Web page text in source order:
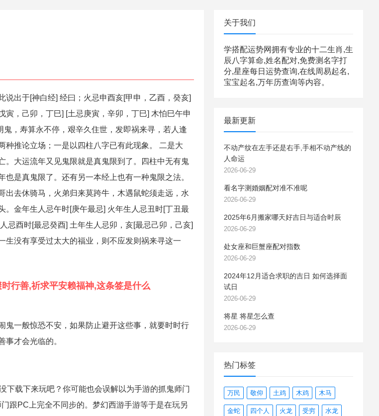
出于[神白经] 经曰；火忌申酉亥[甲申，乙酉，癸亥]
，己卯，丁巳] [土忌庚寅，辛卯，丁巳] 木怕巳午申
，寿算永不停，艰辛久住世，发即祸来寻，若人逢
种推论立场；一是以四柱八字已有此现象。 二是大
。大运流年又见鬼限就是真鬼限到了。四柱中无有鬼
是真鬼限了。还有另一本经上也有一种鬼限之法。
出去休骑马，火弟归来莫跨牛，木遇鼠蛇须走远，水
金年生人忌午时[庚午最忌] 火年生人忌丑时[丁丑最
忌酉时[最忌癸酉] 土年生人忌卯，亥[最忌己卯，己亥]
生没有享受过太大的福业，则不应发则祸来寻这一
行善,祈求平安赖福神,这条签是什么
鬼一般惊恐不安，如果防止避开这些事，就要时时行
事才会光临的。
下载下来玩吧？你可能也会误解以为手游的抓鬼师门
跟PC上完全不同步的。梦幻西游手游等于是在玩另
关于我们
学搭配运势网拥有专业的十二生肖,生
辰八字算命,姓名配对,免费测名字打
分,星座每日运势查询,在线周易起名,
宝宝起名,万年历查询等内容。
最新更新
不动产纹在左手还是右手,手相不动产线的
人命运
2026-06-29
看名字测婚姻配对准不准呢
2026-06-29
2025年6月搬家哪天好吉日与适合时辰
2026-06-29
处女座和巨蟹座配对指数
2026-06-29
2024年12月适合求职的吉日 如何选择面
试日
2026-06-29
将星 将星怎么查
2026-06-29
热门标签
万民 敬仰 土鸡 木鸡 木马
金蛇 四个人 火龙 受穷 水龙